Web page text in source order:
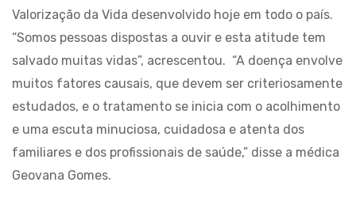
Valorização da Vida desenvolvido hoje em todo o país.
“Somos pessoas dispostas a ouvir e esta atitude tem
salvado muitas vidas”, acrescentou. “A doença envolve
muitos fatores causais, que devem ser criteriosamente
estudados, e o tratamento se inicia com o acolhimento
e uma escuta minuciosa, cuidadosa e atenta dos
familiares e dos profissionais de saúde,” disse a médica
Geovana Gomes.